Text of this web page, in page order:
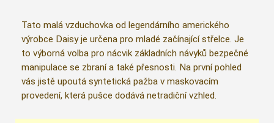
Tato malá vzduchovka od legendárního amerického
výrobce Daisy je určena pro mladé začínající střelce. Je
to výborná volba pro nácvik základních návyků bezpečné
manipulace se zbraní a také přesnosti. Na první pohled
vás jistě upoutá syntetická pažba v maskovacím
provedení, která pušce dodává netradiční vzhled.